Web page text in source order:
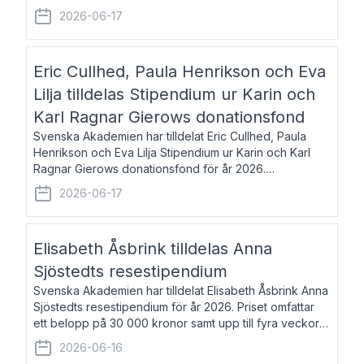
Stenroth och Svante Strandberg. Daniel Boyacioglu,
född 1981, är poet och scenartist. Josef
2026-06-17
Eric Cullhed, Paula Henrikson och Eva
Lilja tilldelas Stipendium ur Karin och
Karl Ragnar Gierows donationsfond
Svenska Akademien har tilldelat Eric Cullhed, Paula
Henrikson och Eva Lilja Stipendium ur Karin och Karl
Ragnar Gierows donationsfond för år 2026.
Stipendiebeloppet är på 70 000 kronor vardera. Eric
Cullhed, född 1985, är professor i grekis
2026-06-17
Elisabeth Åsbrink tilldelas Anna
Sjöstedts resestipendium
Svenska Akademien har tilldelat Elisabeth Åsbrink Anna
Sjöstedts resestipendium för år 2026. Priset omfattar
ett belopp på 30 000 kronor samt upp till fyra veckors
fri vistelse i Akademiens lägenhet i Berlin. Elisabeth
Åsbrink, född 1965 oc
2026-06-16